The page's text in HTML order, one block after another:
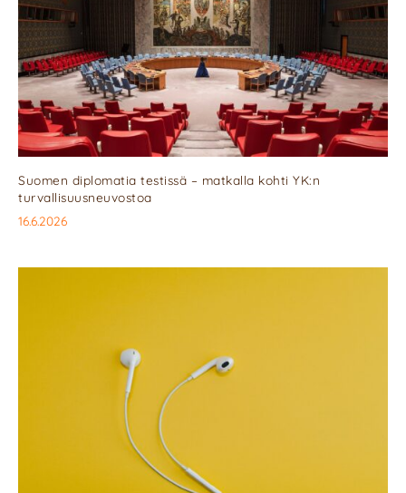
Suomen diplomatia testissä – matkalla kohti YK:n
turvallisuusneuvostoa
16.6.2026